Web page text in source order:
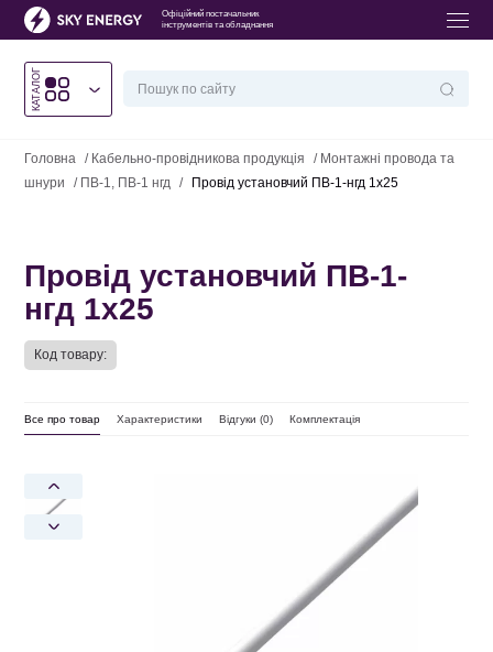
Офіційний постачальник
інструментів та обладнання
КАТАЛОГ
Головна / Кабельно-провідникова продукція / Монтажні провода та
шнури
/ ПВ-1, ПВ-1 нгд / Провід установчий ПВ-1-нгд 1х25
Провід установчий ПВ-1-
нгд 1х25
Код товару:
Все про товар Характеристики Відгуки (0) Комплектація